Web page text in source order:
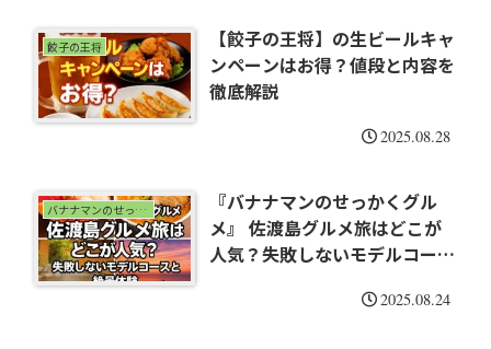
餃子の王将
【餃子の王将】の生ビールキャ
ンペーンはお得？値段と内容を
徹底解説
2025.08.28
バナナマンのせっかくグルメ
『バナナマンのせっかくグル
メ』 佐渡島グルメ旅はどこが
人気？失敗しないモデルコース
2025.08.24